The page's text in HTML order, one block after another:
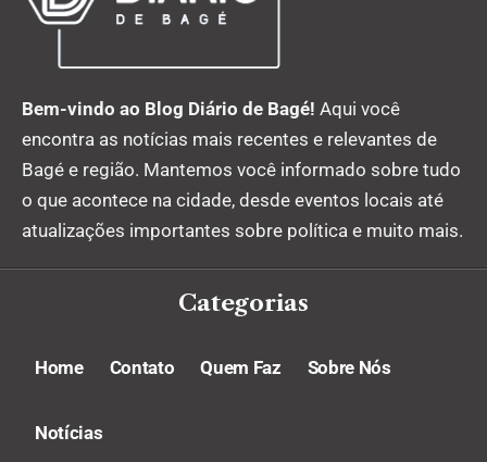
Bem-vindo ao Blog Diário de Bagé! Aqui você
encontra as notícias mais recentes e relevantes de
Bagé e região. Mantemos você informado sobre tudo
o que acontece na cidade, desde eventos locais até
atualizações importantes sobre política e muito mais.
Categorias
Home Contato Quem Faz Sobre Nós
Notícias